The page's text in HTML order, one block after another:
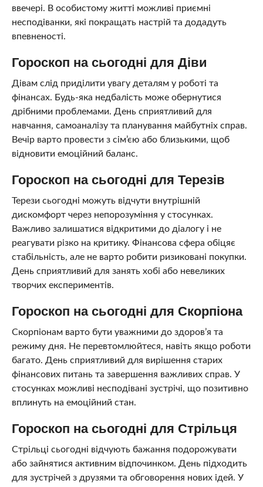
ввечері. В особистому житті можливі приємні
несподіванки, які покращать настрій та додадуть
впевненості.
Гороскоп на сьогодні для Діви
Дівам слід приділити увагу деталям у роботі та
фінансах. Будь-яка недбалість може обернутися
дрібними проблемами. День сприятливий для
навчання, самоаналізу та планування майбутніх справ.
Вечір варто провести з сім’єю або близькими, щоб
відновити емоційний баланс.
Гороскоп на сьогодні для Терезів
Терези сьогодні можуть відчути внутрішній
дискомфорт через непорозуміння у стосунках.
Важливо залишатися відкритими до діалогу і не
реагувати різко на критику. Фінансова сфера обіцяє
стабільність, але не варто робити ризиковані покупки.
День сприятливий для занять хобі або невеликих
творчих експериментів.
Гороскоп на сьогодні для Скорпіона
Скорпіонам варто бути уважними до здоров’я та
режиму дня. Не перевтомлюйтеся, навіть якщо роботи
багато. День сприятливий для вирішення старих
фінансових питань та завершення важливих справ. У
стосунках можливі несподівані зустрічі, що позитивно
вплинуть на емоційний стан.
Гороскоп на сьогодні для Стрільця
Стрільці сьогодні відчують бажання подорожувати
або зайнятися активним відпочинком. День підходить
для зустрічей з друзями та обговорення нових ідей. У